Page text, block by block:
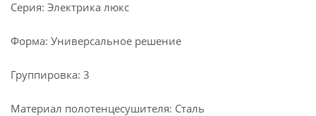
Серия: Электрика люкс
Форма: Универсальное решение
Группировка: 3
Материал полотенцесушителя: Сталь